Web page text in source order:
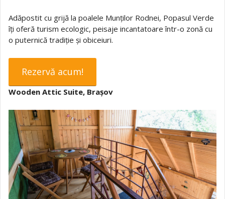
Adăpostit cu grijă la poalele Munților Rodnei, Popasul Verde
îți oferă turism ecologic, peisaje incantatoare într-o zonă cu
o puternică tradiție și obiceiuri.
Rezervă acum!
Wooden Attic Suite, Brașov